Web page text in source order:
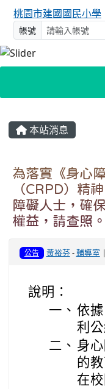
桃園市建國國民小學
帳號
主內容區域
本站消息
為落實《身心
（CRPD）精
障礙人士，確
權益，請查照。
公告 黃裕芬-輔導室
說明：
一、 依
利
二、 身
的
在